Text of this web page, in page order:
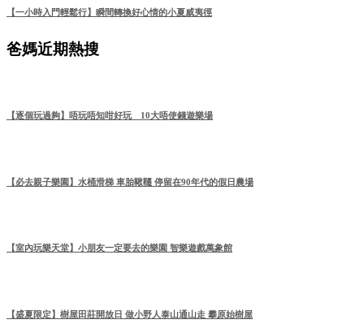
【一小時入門輕鬆行】瞬間轉換好心情的小夏威夷徑
爸媽近期熱搜
【逐個玩過夠】唔玩唔知咁好玩 10大唔使錢遊樂場
【必去親子樂園】水桶滑梯 車胎鞦韆 停留在90年代的假日農場
【室內玩樂天堂】小朋友一定要去的樂園 智樂遊戲萬象館
【盛夏限定】樹屋田莊開放日 做小野人泰山通山走 攀原始樹屋